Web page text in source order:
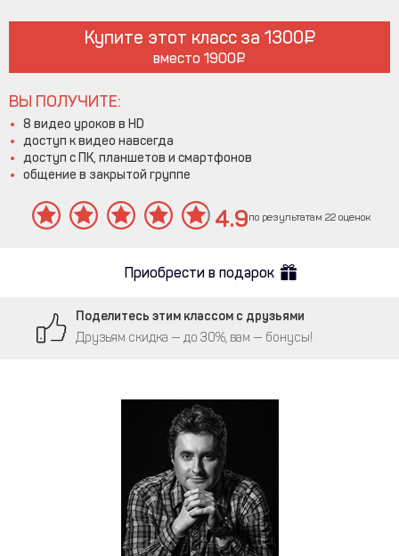
Купите этот класс за 1300
вместо 1900
ВЫ ПОЛУЧИТЕ:
8 видео уроков в HD
доступ к видео навсегда
доступ с ПК, планшетов и смартфонов
общение в закрытой группе
4.9по результатам 22 оценок
Приобрести в подарок
Поделитесь этим классом с друзьями
Друзьям скидка — до 30%, вам — бонусы!